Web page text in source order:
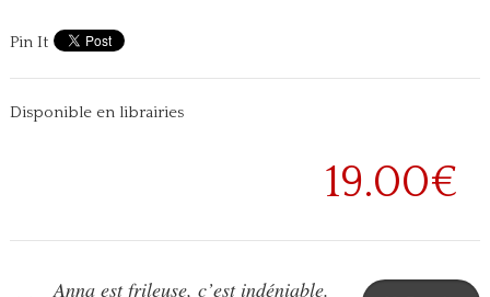
Pin It
Disponible en librairies
19.00€
Anna est frileuse, c’est indéniable.